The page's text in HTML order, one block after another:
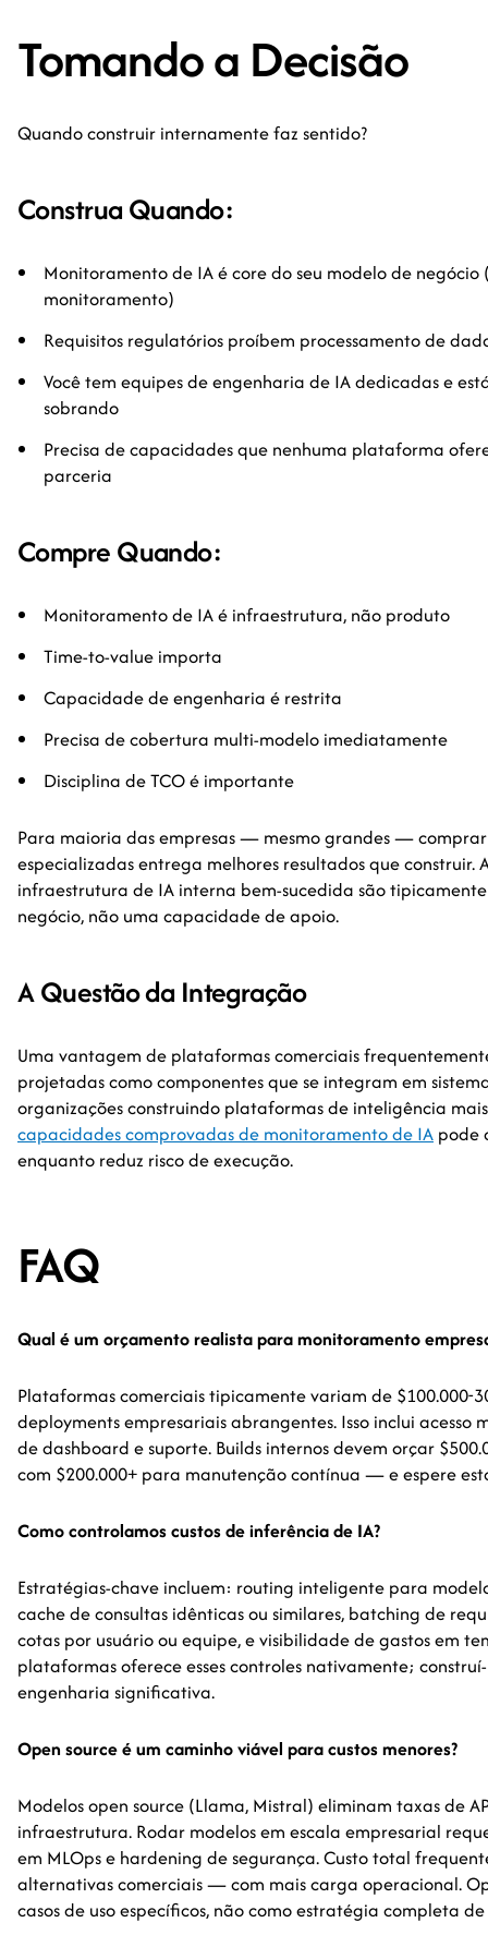
Tomando a Decisão
Quando construir internamente faz sentido?
Construa Quando:
Monitoramento de IA é core do seu modelo de negócio
monitoramento)
Requisitos regulatórios proíbem processamento de
Você tem equipes de engenharia de IA dedicadas e
sobrando
Precisa de capacidades que nenhuma plataforma
parceria
Compre Quando:
Monitoramento de IA é infraestrutura, não produto
Time-to-value importa
Capacidade de engenharia é restrita
Precisa de cobertura multi-modelo imediatamente
Disciplina de TCO é importante
Para maioria das empresas — mesmo grandes —
especializadas entrega melhores resultados que construir.
infraestrutura de IA interna bem-sucedida são
negócio, não uma capacidade de apoio.
A Questão da Integração
Uma vantagem de plataformas comerciais
projetadas como componentes que se integram em
organizações construindo plataformas de inteligência
capacidades comprovadas de monitoramento de IA pode
enquanto reduz risco de execução.
FAQ
Qual é um orçamento realista para monitoramento
Plataformas comerciais tipicamente variam de $100.000-
deployments empresariais abrangentes. Isso inclui
de dashboard e suporte. Builds internos devem orçar
com $200.000+ para manutenção contínua — e espere
Como controlamos custos de inferência de IA?
Estratégias-chave incluem: routing inteligente para
cache de consultas idênticas ou similares, batching de
cotas por usuário ou equipe, e visibilidade de gastos em
plataformas oferece esses controles nativamente;
engenharia significativa.
Open source é um caminho viável para custos menores?
Modelos open source (Llama, Mistral) eliminam taxas de
infraestrutura. Rodar modelos em escala empresarial
em MLOps e hardening de segurança. Custo total
alternativas comerciais — com mais carga operacional.
casos de uso específicos, não como estratégia completa